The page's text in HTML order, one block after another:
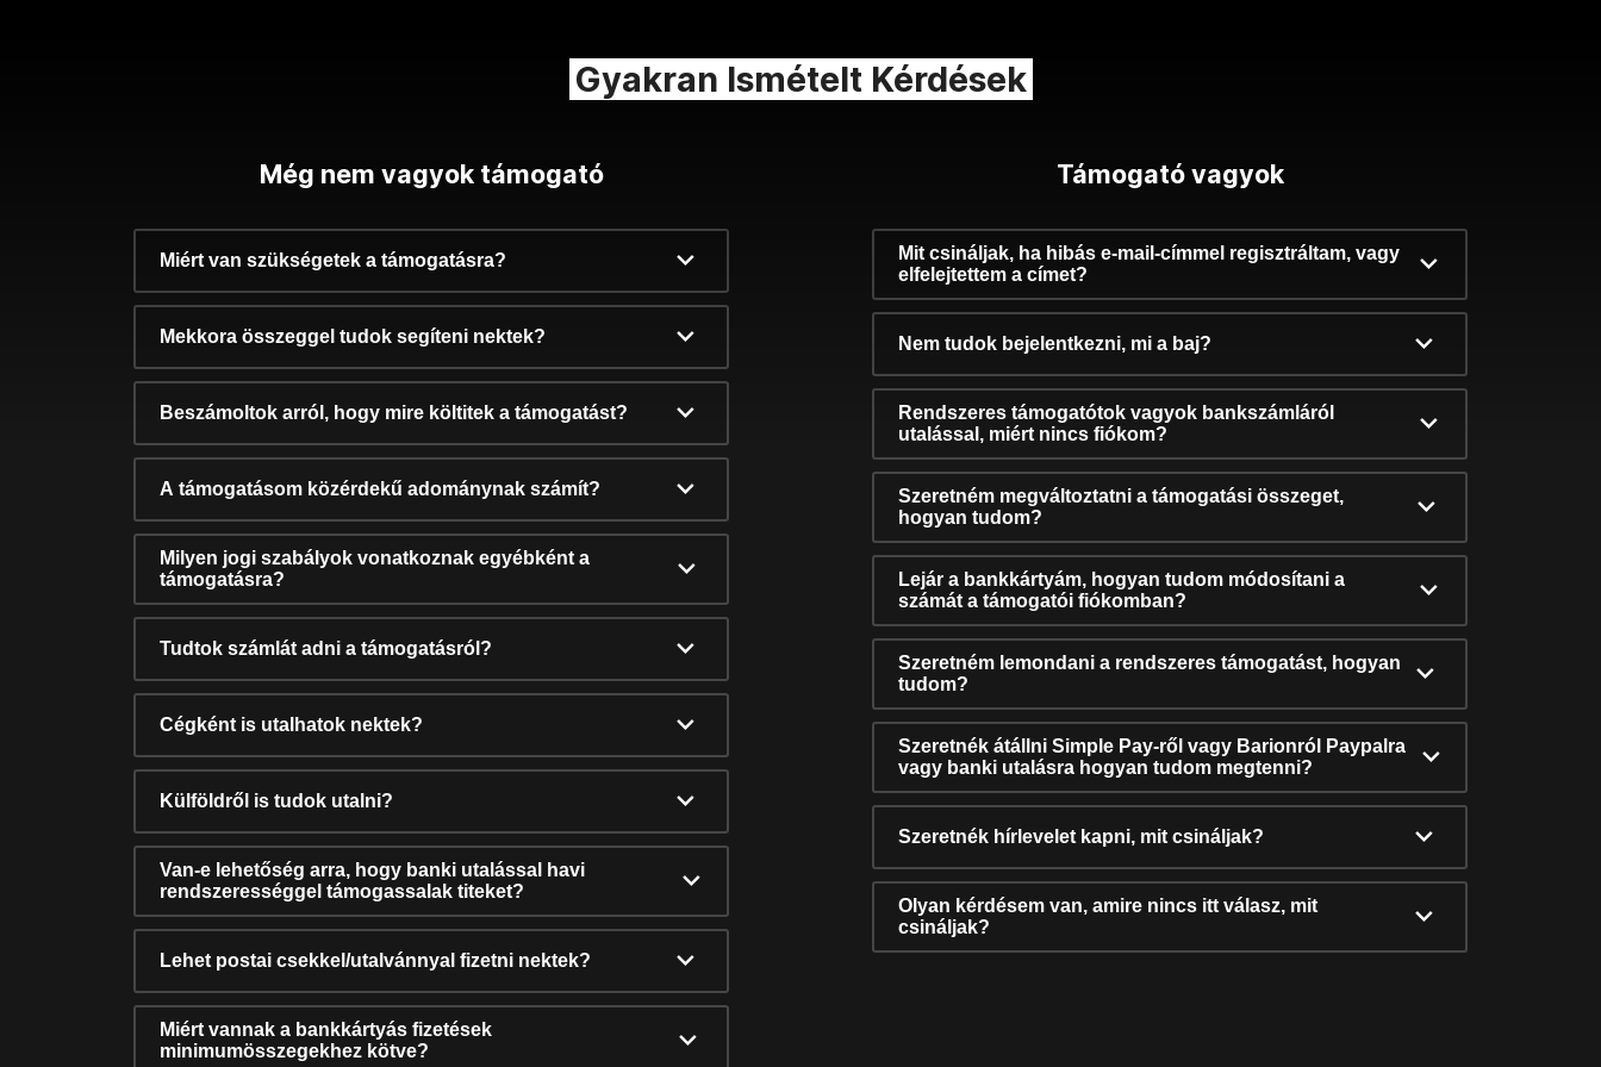
Gyakran Ismételt Kérdések
Még nem vagyok támogató
Miért van szükségetek a támogatásra?
Mekkora összeggel tudok segíteni nektek?
Beszámoltok arról, hogy mire költitek a támogatást?
A támogatásom közérdekű adománynak számít?
Milyen jogi szabályok vonatkoznak egyébként a
támogatásra?
Tudtok számlát adni a támogatásról?
Cégként is utalhatok nektek?
Külföldről is tudok utalni?
Van-e lehetőség arra, hogy banki utalással havi
rendszerességgel támogassalak titeket?
Lehet postai csekkel/utalvánnyal fizetni nektek?
Miért vannak a bankkártyás fizetések
minimumösszegekhez kötve?
Támogató vagyok
Mit csináljak, ha hibás e-mail-címmel regisztráltam, vagy
elfelejtettem a címet?
Nem tudok bejelentkezni, mi a baj?
Rendszeres támogatótok vagyok bankszámláról
utalással, miért nincs fiókom?
Szeretném megváltoztatni a támogatási összeget,
hogyan tudom?
Lejár a bankkártyám, hogyan tudom módosítani a
számát a támogatói fiókomban?
Szeretném lemondani a rendszeres támogatást, hogyan
tudom?
Szeretnék átállni Simple Pay-ről vagy Barionról Paypalra
vagy banki utalásra hogyan tudom megtenni?
Szeretnék hírlevelet kapni, mit csináljak?
Olyan kérdésem van, amire nincs itt válasz, mit
csináljak?